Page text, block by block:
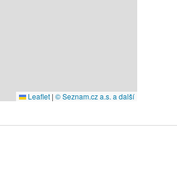
Leaflet | © Seznam.cz a.s. a další